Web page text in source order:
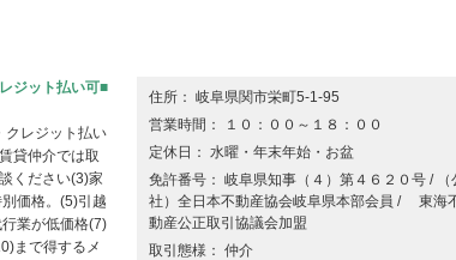
ジット払い可■
クレジット払い
貸仲介では取
ください(3)家
価格。(5)引越
業が低価格(7)
まで得するメ
住所： 岐阜県関市栄町5-1-95
営業時間： １０：００～１８：００
定休日： 水曜・年末年始・お盆
免許番号： 岐阜県知事（４）第４６２０号 / （
社）全日本不動産協会岐阜県本部会員 / 東海
動産公正取引協議会加盟
取引態様： 仲介